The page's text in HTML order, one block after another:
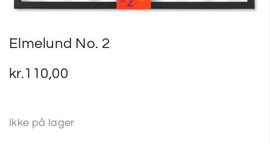
Elmelund No. 2
kr.110,00
Ikke på lager